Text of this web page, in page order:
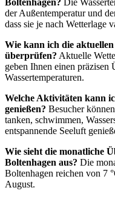
Boltenhagen? Die
der Außentemperatur und
dass sie je nach Wetterlage
Wie kann ich die
überprüfen? Aktuelle
geben Ihnen einen präzisen
Wassertemperaturen.
Welche Aktivitäten kann
genießen? Besucher
tanken, schwimmen,
entspannende Seeluft
Wie sieht die monatliche
Boltenhagen aus? Die
Boltenhagen reichen von 7
August.